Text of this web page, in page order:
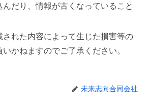
だり、情報が古くなっていること
された内容によって生じた損害等の
かねますのでご了承ください。
未来志向合同会社